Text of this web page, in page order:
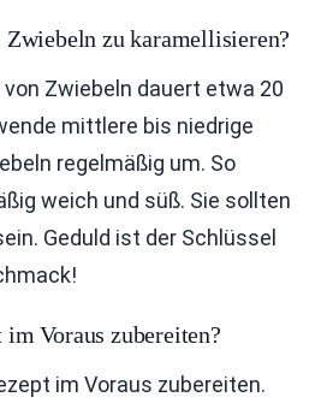
Zwiebeln zu karamellisieren?
Zwiebeln dauert etwa 20
mittlere bis niedrige
regelmäßig um. So
weich und süß. Sie sollten
Geduld ist der Schlüssel
Voraus zubereiten?
im Voraus zubereiten.